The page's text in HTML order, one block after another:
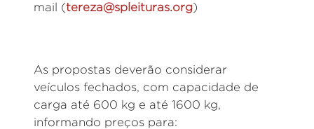
mail (tereza@spleituras.org)
As propostas deverão considerar
veículos fechados, com capacidade de
carga até 600 kg e até 1600 kg,
informando preços para: